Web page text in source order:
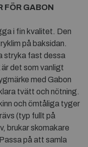
FÖR GABON
i fin kvalitet. Den
på baksidan.
stryka fast dessa
det som vanligt
med Gabon
tvätt och nötning.
och ömtåliga tyger
(typ fullt på
brukar skomakare
på att samla